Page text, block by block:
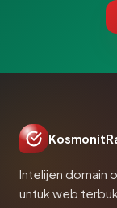
Intelijen domain
untuk web